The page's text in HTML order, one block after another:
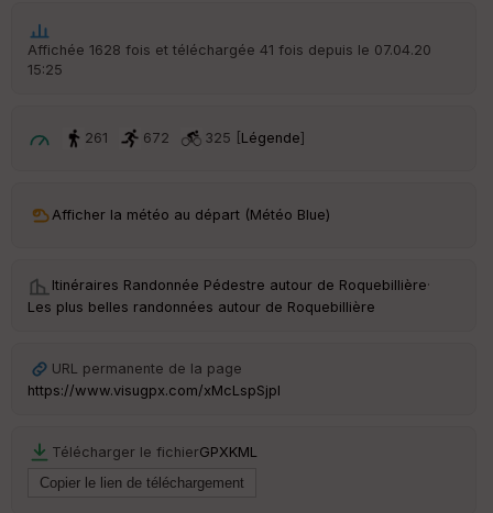
Affichée 1628 fois et téléchargée 41 fois depuis le 07.04.20
15:25
261 672 325 [Légende]
Afficher la météo au départ (Météo Blue)
Itinéraires Randonnée Pédestre autour de Roquebillière·
Les plus belles randonnées autour de Roquebillière
URL permanente de la page
https://www.visugpx.com/xMcLspSjpl
Télécharger le fichierGPXKML